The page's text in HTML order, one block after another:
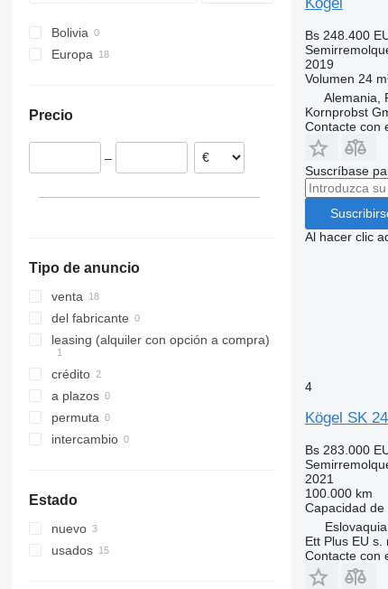
Bolivia
Europa
Países Bajos
Estonia
Precio
–
Tipo de anuncio
venta
del fabricante
leasing (alquiler con opción a compra)
crédito
a plazos
permuta
intercambio
Estado
nuevo
usados
Bs 248.400
2019
Volumen 24
Alemania,
Kornprobst
Contacte con
Suscríbase
Al hacer clic
4
Kögel SK 24
Bs 283.000
2021
100.000 km
Capacidad de
Ett Plus EU s.
Contacte con